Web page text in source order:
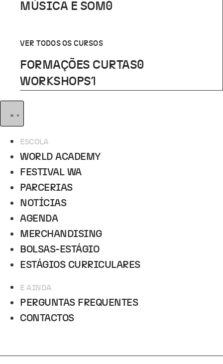
MÚSICA E SOM 0
VER TODOS OS CURSOS
FORMAÇÕES CURTAS0
WORKSHOPS1
ESCOLA
WORLD ACADEMY
FESTIVAL WA
PARCERIAS
NOTÍCIAS
AGENDA
MERCHANDISING
BOLSAS-ESTÁGIO
ESTÁGIOS CURRICULARES
E AINDA
PERGUNTAS FREQUENTES
CONTACTOS